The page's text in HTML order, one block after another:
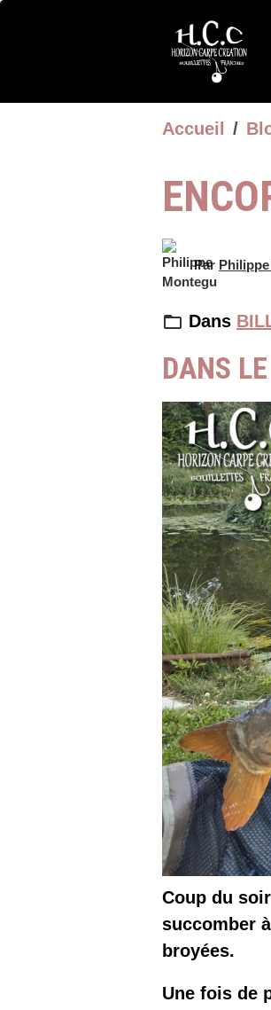
Accueil
Par
Dans
DANS
Coup du
succomber
broyées.
Une fois de